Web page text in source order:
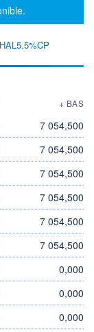
+ BAS
7 054,500
7 054,500
7 054,500
7 054,500
7 054,500
7 054,500
0,000
0,000
0,000